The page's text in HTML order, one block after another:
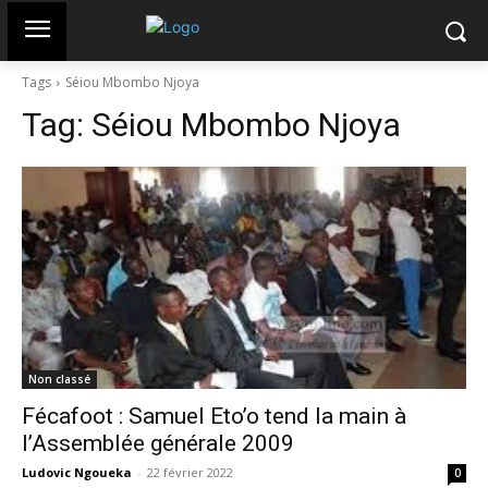
Tags Séiou Mbombo Njoya
Tag: Séiou Mbombo Njoya
Non classé
Fécafoot : Samuel Eto’o tend la main à
l’Assemblée générale 2009
Ludovic Ngoueka - 22 février 2022 0